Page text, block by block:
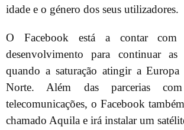
idade e o género dos seus utilizadores.
O Facebook está a contar
desenvolvimento para continuar
quando a saturação atingir a
Norte. Além das parcerias
telecomunicações, o Facebook
chamado Aquila e irá instalar um